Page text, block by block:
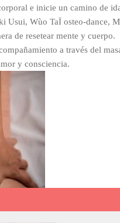
e inicie un camino de
Usui, Wùo TaÏ osteo-dance,
de resetear mente y cuerpo.
a través del
y consciencia.